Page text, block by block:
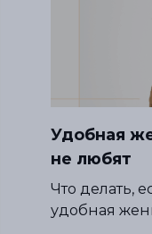
Удобная
не любят
Что делать,
удобная